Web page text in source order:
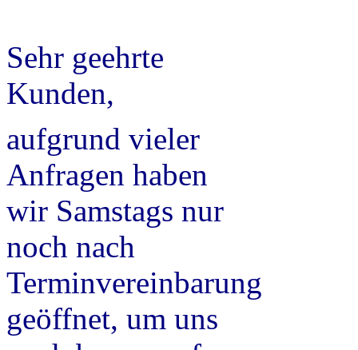
Sehr geehrte
Kunden,
aufgrund vieler
Anfragen haben
wir Samstags nur
noch nach
Terminvereinbarung
geöffnet, um uns